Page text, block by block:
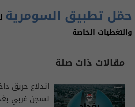
حمّل تطبيق السومرية
والتغطيات الخاصة
مقالات ذات صلة
اندلاع حريق
لسجن غربي